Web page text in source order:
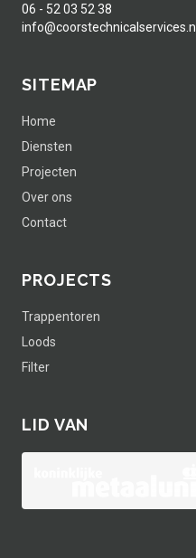
06 - 52 03 52 38
info@coorstechnicalservices.nl
SITEMAP
Home
Diensten
Projecten
Over ons
Contact
PROJECTS
Trappentoren
Loods
Filter
LID VAN